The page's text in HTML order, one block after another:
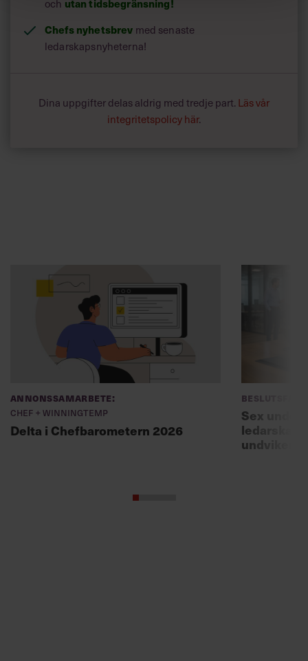
och
Chefs nyhetsbrev med senaste
ledarskapsnyheterna!
Dina uppgifter delas aldrig med tredje part. Läs vår
integritetspolicy här.
Annonssamarbete:
Chef + Winningtemp
Delta i Chefbarometern 2026
undviker